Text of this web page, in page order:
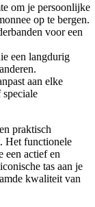
om je persoonlijke
op te bergen.
voor een
een langdurig
aan elke
praktisch
Het functionele
een actief en
tas aan je
kwaliteit van